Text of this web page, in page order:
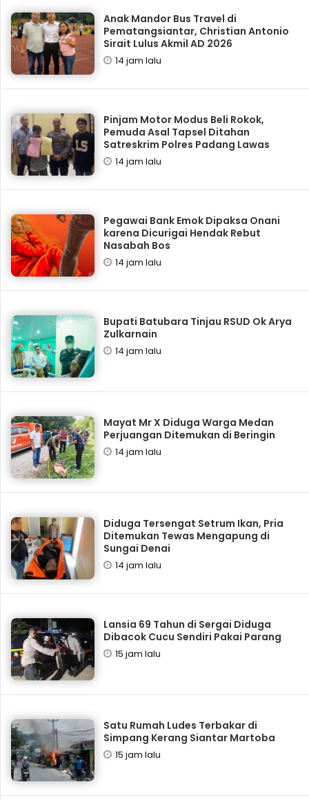
Anak Mandor Bus Travel di
Pematangsiantar, Christian Antonio
Sirait Lulus Akmil AD 2026
14 jam lalu
Pinjam Motor Modus Beli Rokok,
Pemuda Asal Tapsel Ditahan
Satreskrim Polres Padang Lawas
14 jam lalu
Pegawai Bank Emok Dipaksa Onani
karena Dicurigai Hendak Rebut
Nasabah Bos
14 jam lalu
Bupati Batubara Tinjau RSUD Ok Arya
Zulkarnain
14 jam lalu
Mayat Mr X Diduga Warga Medan
Perjuangan Ditemukan di Beringin
14 jam lalu
Diduga Tersengat Setrum Ikan, Pria
Ditemukan Tewas Mengapung di
Sungai Denai
14 jam lalu
Lansia 69 Tahun di Sergai Diduga
Dibacok Cucu Sendiri Pakai Parang
15 jam lalu
Satu Rumah Ludes Terbakar di
Simpang Kerang Siantar Martoba
15 jam lalu